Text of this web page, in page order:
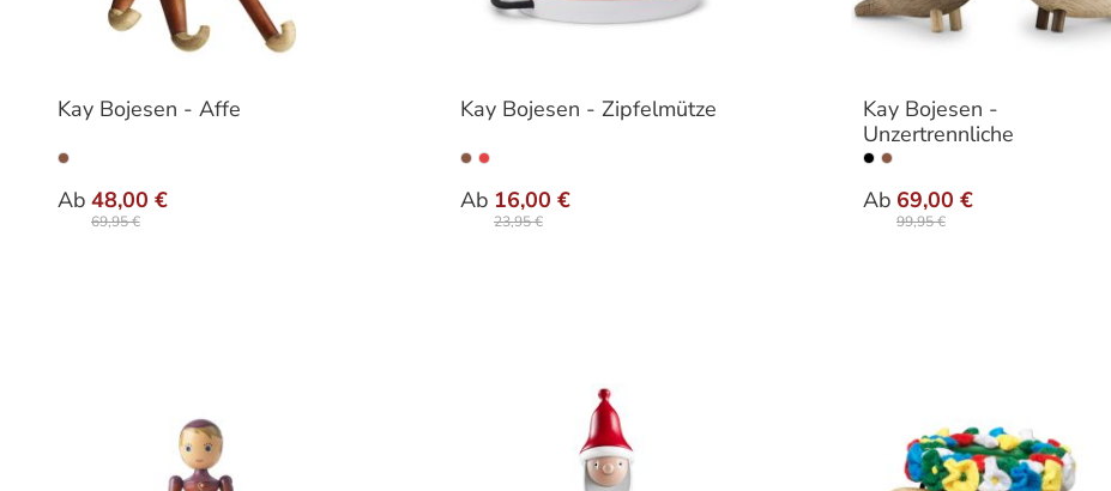
Kay Bojesen - Affe
Ab 48,00 €
69,95 €
Kay Bojesen - Zipfelmütze
Ab 16,00 €
23,95 €
Kay Bojesen -
Unzertrennliche
Ab 69,00 €
99,95 €